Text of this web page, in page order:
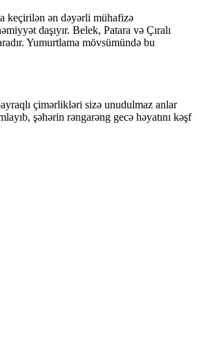
keçirilən ən dəyərli mühafizə
daşıyır. Belek, Patara və Çıralı
Yumurtlama mövsümündə bu
çimərlikləri sizə unudulmaz anlar
şəhərin rəngarəng gecə həyatını kəşf